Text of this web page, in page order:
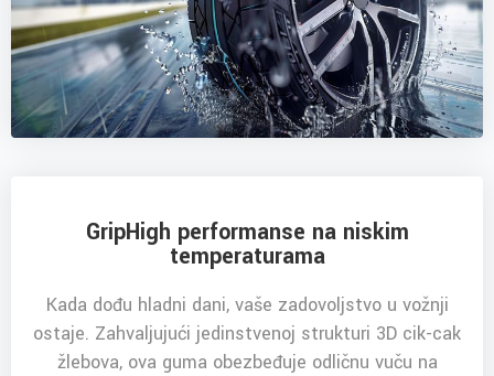
GripHigh performanse na niskim
temperaturama
Kada dođu hladni dani, vaše zadovoljstvo u vožnji
ostaje. Zahvaljujući jedinstvenoj strukturi 3D cik-cak
žlebova, ova guma obezbeđuje odličnu vuču na